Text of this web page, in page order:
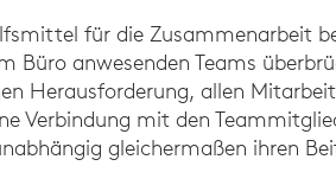
für die Zusammenarbeit
Büro anwesenden Teams
Herausforderung, allen
Verbindung mit den
gleichermaßen ihren